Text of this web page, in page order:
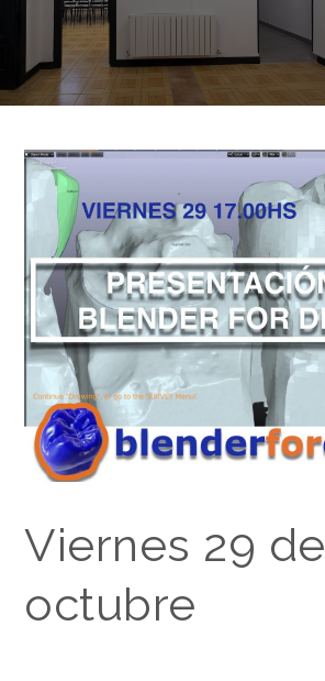
Viernes 29 de
octubre